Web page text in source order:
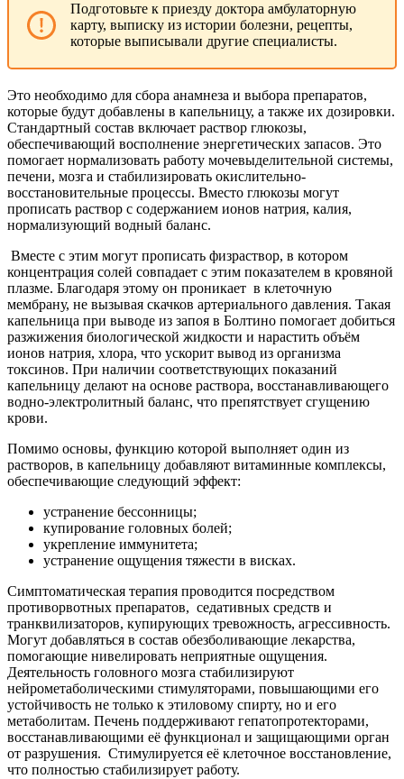
Подготовьте к приезду доктора амбулаторную
карту, выписку из истории болезни, рецепты,
которые выписывали другие специалисты.
Это необходимо для сбора анамнеза и выбора препаратов,
которые будут добавлены в капельницу, а также их дозировки.
Стандартный состав включает раствор глюкозы,
обеспечивающий восполнение энергетических запасов. Это
помогает нормализовать работу мочевыделительной системы,
печени, мозга и стабилизировать окислительно-
восстановительные процессы. Вместо глюкозы могут
прописать раствор с содержанием ионов натрия, калия,
нормализующий водный баланс.
Вместе с этим могут прописать физраствор, в котором
концентрация солей совпадает с этим показателем в кровяной
плазме. Благодаря этому он проникает в клеточную
мембрану, не вызывая скачков артериального давления. Такая
капельница при выводе из запоя в Болтино помогает добиться
разжижения биологической жидкости и нарастить объём
ионов натрия, хлора, что ускорит вывод из организма
токсинов. При наличии соответствующих показаний
капельницу делают на основе раствора, восстанавливающего
водно-электролитный баланс, что препятствует сгущению
крови.
Помимо основы, функцию которой выполняет один из
растворов, в капельницу добавляют витаминные комплексы,
обеспечивающие следующий эффект:
устранение бессонницы;
купирование головных болей;
укрепление иммунитета;
устранение ощущения тяжести в висках.
Симптоматическая терапия проводится посредством
противорвотных препаратов, седативных средств и
транквилизаторов, купирующих тревожность, агрессивность.
Могут добавляться в состав обезболивающие лекарства,
помогающие нивелировать неприятные ощущения.
Деятельность головного мозга стабилизируют
нейрометаболическими стимуляторами, повышающими его
устойчивость не только к этиловому спирту, но и его
метаболитам. Печень поддерживают гепатопротекторами,
восстанавливающими её функционал и защищающими орган
от разрушения. Стимулируется её клеточное восстановление,
что полностью стабилизирует работу.